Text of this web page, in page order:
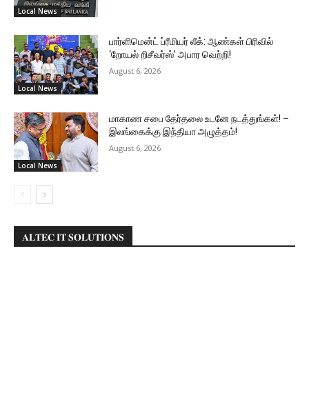
Local News
Local News
பார்ளிமென்ட் ப்ரீமியர் லீக்: ஆண்கள் பிரிவில்
‘றோயல் றிசீவர்ஸ்’ அபார வெற்றி!
August 6, 2026
Local News
மாகாண சபை தேர்தலை உடனே நடத்துங்கள்! –
இலங்கைக்கு இந்தியா அழுத்தம்!
August 6, 2026
𝐀𝐋𝐓𝐄𝐂 𝐈𝐓 𝐒𝐎𝐋𝐔𝐓𝐈𝐎𝐍𝐒